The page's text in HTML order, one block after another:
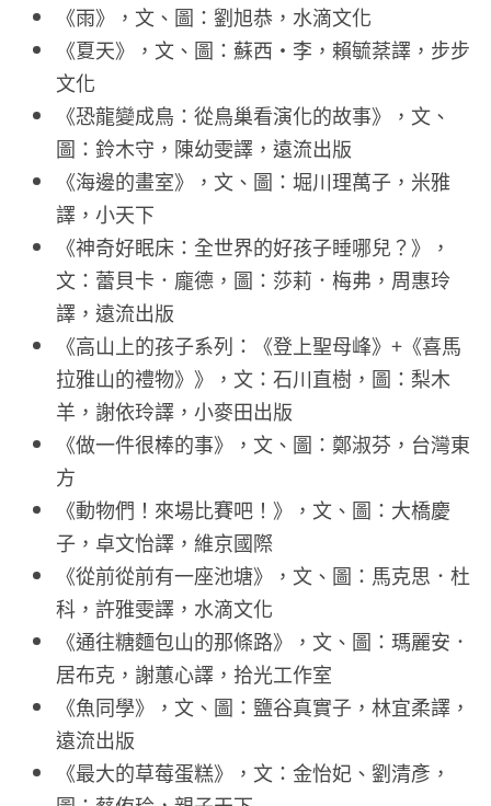
《雨》，文、圖：劉旭恭，水滴文化
《夏天》，文、圖：蘇西・李，賴毓棻譯，步步
文化
《恐龍變成鳥：從鳥巢看演化的故事》，文、
圖：鈴木守，陳幼雯譯，遠流出版
《海邊的畫室》，文、圖：堀川理萬子，米雅
譯，小天下
《神奇好眠床：全世界的好孩子睡哪兒？》，
文：蕾貝卡．龐德，圖：莎莉．梅弗，周惠玲
譯，遠流出版
《高山上的孩子系列：《登上聖母峰》+《喜馬
拉雅山的禮物》》，文：石川直樹，圖：梨木
羊，謝依玲譯，小麥田出版
《做一件很棒的事》，文、圖：鄭淑芬，台灣東
方
《動物們！來場比賽吧！》，文、圖：大橋慶
子，卓文怡譯，維京國際
《從前從前有一座池塘》，文、圖：馬克思．杜
科，許雅雯譯，水滴文化
《通往糖麵包山的那條路》，文、圖：瑪麗安．
居布克，謝蕙心譯，拾光工作室
《魚同學》，文、圖：鹽谷真實子，林宜柔譯，
遠流出版
《最大的草莓蛋糕》，文：金怡妃、劉清彥，